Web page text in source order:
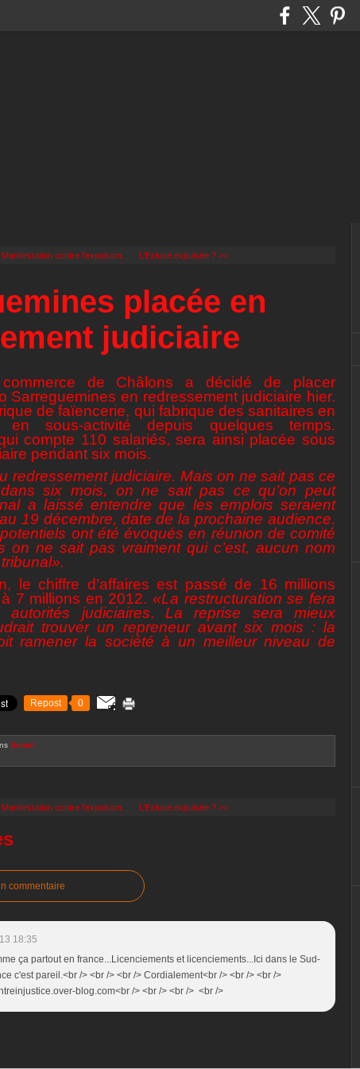
Manifestation contre l'expulsion... L'Ecluse expulsée ? >>
placée en
judiciaire
de Châlons a décidé de placer
Sarreguemines en redressement judiciaire hier.
de faïencerie, qui fabrique des sanitaires en
en sous-activité depuis quelques temps.
compte 110 salariés, sera ainsi placée sous
pendant six mois.
redressement judiciaire. Mais on ne sait pas ce
six mois, on ne sait pas ce qu’on peut
a laissé entendre que les emplois seraient
19 décembre, date de la prochaine audience.
ont été évoqués en réunion de comité
on ne sait pas vraiment qui c’est, aucun nom
le chiffre d’affaires est passé de 16 millions
à 7 millions en 2012.«La restructuration se fera
judiciaires. La reprise sera mieux
trouver un repreneur avant six mois : la
ramener la société à un meilleur niveau de
Repost 0
Social
Manifestation contre l'expulsion... L'Ecluse expulsée ? >>
commentaire
18:35
ça partout en france...Licenciements et licenciements...Ici dans le Sud-
c'est pareil.<br /> <br /> <br /> Cordialement<br /> <br /> <br />
blog.com<br /> <br /> <br /> <br />